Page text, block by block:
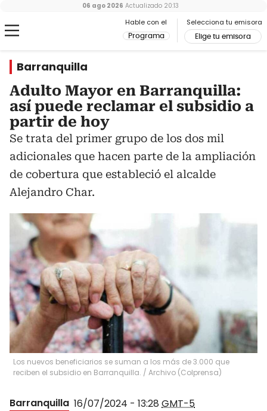
Hable con el
Programa
Selecciona tu emisora
Elige tu emisora
06 ago 2026 Actualizado 20:13
Barranquilla
Adulto Mayor en Barranquilla:
así puede reclamar el subsidio a
partir de hoy
Se trata del primer grupo de los dos mil
adicionales que hacen parte de la ampliación
de cobertura que estableció el alcalde
Alejandro Char.
Los nuevos beneficiarios se suman a los más de 3.000 que
reciben el subsidio en Barranquilla. / Archivo (Colprensa)
Barranquilla 16/07/2024 - 13:28 GMT-5